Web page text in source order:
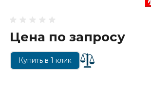
Цена по запросу
Купить в 1 клик